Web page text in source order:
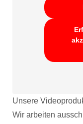
Unsere
Wir arbeiten